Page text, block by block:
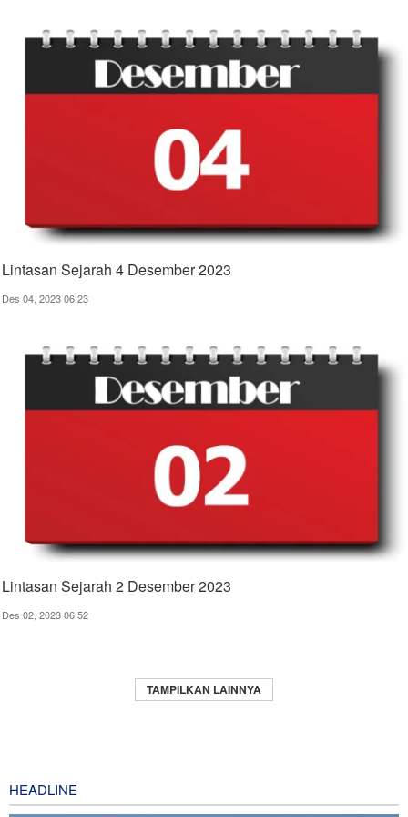
Lintasan Sejarah 4 Desember 2023
Des 04, 2023 06:23
Lintasan Sejarah 2 Desember 2023
Des 02, 2023 06:52
TAMPILKAN LAINNYA
HEADLINE